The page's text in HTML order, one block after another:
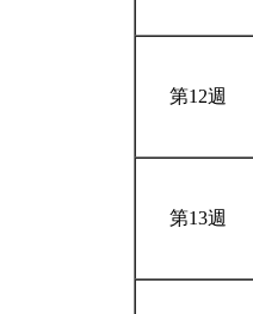
第12週
第13週